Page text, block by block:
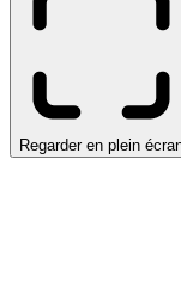
Regarder en plein